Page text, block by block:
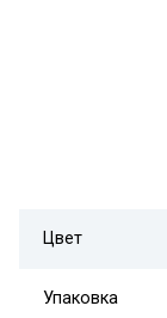
Цвет
Упаковка